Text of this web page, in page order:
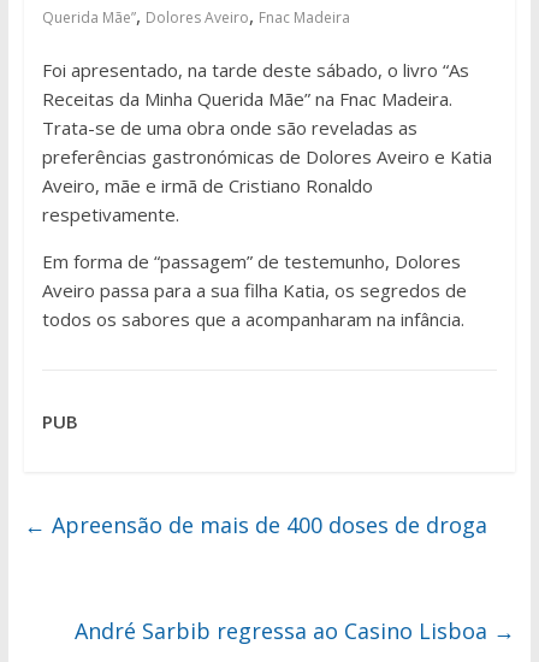
Querida Mãe”, Dolores Aveiro, Fnac Madeira
Foi apresentado, na tarde deste sábado, o livro “As
Receitas da Minha Querida Mãe” na Fnac Madeira.
Trata-se de uma obra onde são reveladas as
preferências gastronómicas de Dolores Aveiro e Katia
Aveiro, mãe e irmã de Cristiano Ronaldo
respetivamente.
Em forma de “passagem” de testemunho, Dolores
Aveiro passa para a sua filha Katia, os segredos de
todos os sabores que a acompanharam na infância.
PUB
← Apreensão de mais de 400 doses de droga
André Sarbib regressa ao Casino Lisboa →